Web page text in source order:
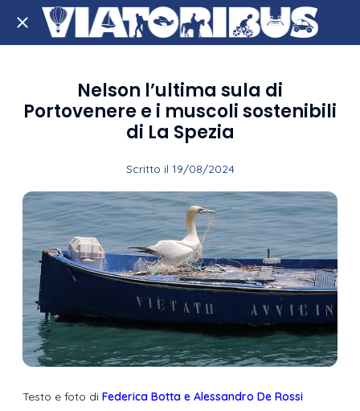
Nelson l’ultima sula di
Portovenere e i muscoli sostenibili
di La Spezia
Scritto il 19/08/2024
Testo e foto di Federica Botta e Alessandro De Rossi